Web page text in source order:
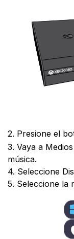
2. Presione el
3. Vaya a
música.
4. Seleccione
5. Seleccione la